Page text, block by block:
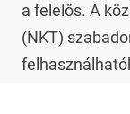
a felelős. A
(NKT)